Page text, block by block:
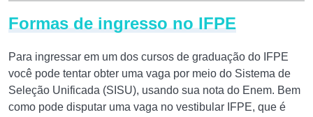
Formas de ingresso no IFPE
Para ingressar em um dos cursos de graduação do IFPE
você pode tentar obter uma vaga por meio do Sistema de
Seleção Unificada (SISU), usando sua nota do Enem. Bem
como pode disputar uma vaga no vestibular IFPE, que é